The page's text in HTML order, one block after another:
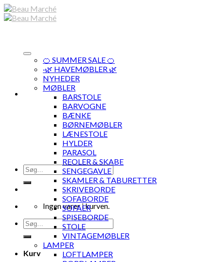
Skip
to
Søg
efter:
Ingen varer i kurven.
Søg
efter:
Kurv
🍊 SUMMER SALE 🍊
·🌿 HAVEMØBLER 🌿
NYHEDER
MØBLER
BARSTOLE
BARVOGNE
BÆNKE
BØRNEMØBLER
LÆNESTOLE
HYLDER
PARASOL
REOLER & SKABE
SENGEGAVLE
SKAMLER & TABURETTER
SKRIVEBORDE
SOFABORDE
SOFAER
SPISEBORDE
STOLE
VINTAGEMØBLER
LAMPER
LOFTLAMPER